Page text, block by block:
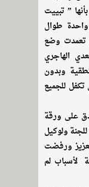
” تبييت
طوال
تعمدت وضع
الهاجري
وبدون
تكفل للجميع
على ورقة
ولوكيل
ورفضت
لأسباب لم